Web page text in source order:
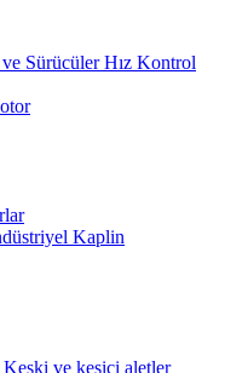
Hız Kontrol
Kaplin
Keski ve kesici aletler